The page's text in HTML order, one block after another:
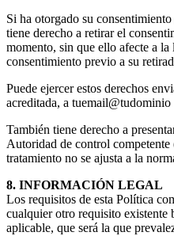
Si ha otorgado su
tiene derecho a retirar el
momento, sin que ello afecte a
consentimiento previo a su
Puede ejercer estos derechos
acreditada, a tuemail@tudominio
También tiene derecho a
Autoridad de control competente
tratamiento no se ajusta a la
8. INFORMACIÓN LEGAL
Los requisitos de esta Política
cualquier otro requisito existente
aplicable, que será la que